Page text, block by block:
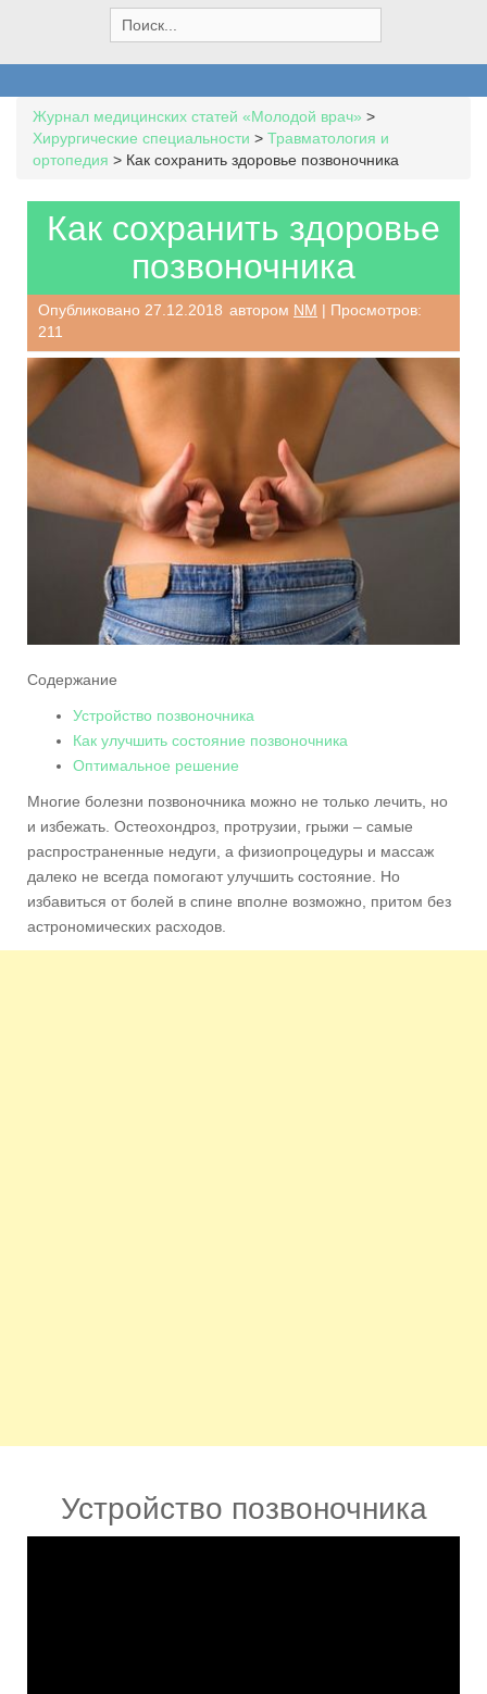
e
a
h
f
o
Журнал медицинских статей «Молодой врач» >
Хирургические специальности > Травматология и
ортопедия > Как сохранить здоровье позвоночника
Как сохранить здоровье
позвоночника
Опубликовано 27.12.2018 автором NM | Просмотров:
211
Содержание
Устройство позвоночника
Как улучшить состояние позвоночника
Оптимальное решение
Многие болезни позвоночника можно не только лечить, но
и избежать. Остеохондроз, протрузии, грыжи – самые
распространенные недуги, а физиопроцедуры и массаж
далеко не всегда помогают улучшить состояние. Но
избавиться от болей в спине вполне возможно, притом без
астрономических расходов.
Устройство позвоночника